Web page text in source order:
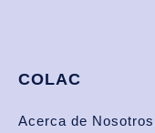
COLAC
Acerca de Nosotros